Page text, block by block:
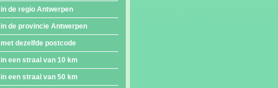
in de regio Antwerpen
in de provincie Antwerpen
met dezelfde postcode
in een straal van 10 km
in een straal van 50 km